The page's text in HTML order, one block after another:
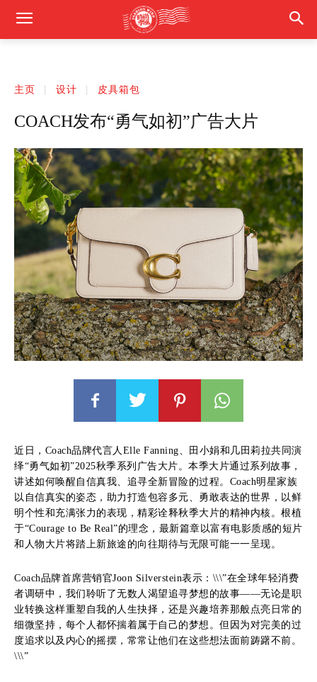
主页 设计 皮具箱包
COACH发布“勇气如初”广告大片
近日，Coach品牌代言人Elle Fanning、田小娟和几田莉拉共同演
绎“勇气如初”2025秋季系列广告大片。本季大片通过系列故事，
讲述如何唤醒自信真我、追寻全新冒险的过程。Coach明星家族
以自信真实的姿态，助力打造包容多元、勇敢表达的世界，以鲜
明个性和充满张力的表现，精彩诠释秋季大片的精神内核。根植
于“Courage to Be Real”的理念，最新篇章以富有电影质感的短片
和人物大片将踏上新旅途的向往期待与无限可能一一呈现。
Coach品牌首席营销官Joon Silverstein表示：\\\”在全球年轻消费
者调研中，我们聆听了无数人渴望追寻梦想的故事——无论是职
业转换这样重塑自我的人生抉择，还是兴趣培养那般点亮日常的
细微坚持，每个人都怀揣着属于自己的梦想。但因为对完美的过
度追求以及内心的摇摆，常常让他们在这些想法面前踌躇不前。
\\\”